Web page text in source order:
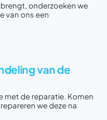
onderzoeken we
van ons een
van de
met de reparatie. Komen
we deze na